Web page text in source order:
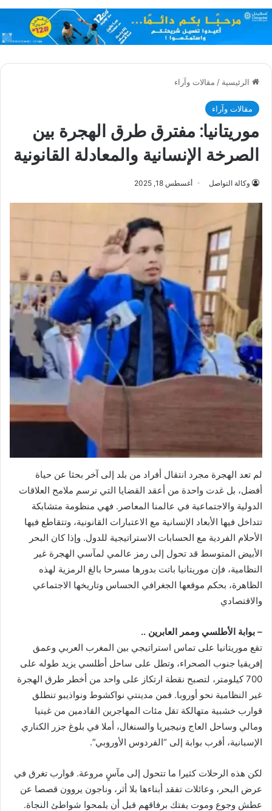
الرئيسية / مقالات وآراء
مقالات وآراء
موريتانيا: مفترق طرق الهجرة بين
الصرخة الإنسانية والمعادلة القانونية
وكالة التواصل أغسطس 18, 2025
لم تعد الهجرة مجرد انتقال أفراد من بلد إلى آخر بحثا عن حياة
أفضل، بل غدت واحدة من أعقد القضايا التي ترسم ملامح العلاقات
الدولية والاجتماعية في عالمنا المعاصر. فهي منظومة متشابكة
تتداخل فيها الأبعاد الإنسانية مع الاعتبارات القانونية، وتتقاطع فيها
الأحلام الفردية مع الحسابات الاستراتيجية للدول. وإذا كان البحر
الأبيض المتوسط قد تحول إلى رمز عالمي لمآسي الهجرة غير
النظامية، فإن موريتانيا باتت بدورها مسرحا بالغ الرمزية لهذه
الظاهرة، بحكم موقعها الجغرافي الحساس وتاريخها الاجتماعي
والاقتصادي
– بوابة الأطلسي وممر العابرين ..
تقع موريتانيا على تماس استراتيجي بين المغرب العربي وعمق
إفريقيا جنوب الصحراء، وتطل على ساحل أطلسي يزيد طوله على
700 كيلومتر، لتصبح نقطة ارتكاز على واحد من أخطر طرق الهجرة
غير النظامية نحو أوروبا. فمن مدينتي نواكشوط ونواذيبو تنطلق
قوارب خشبية متهالكة تقل مئات المهاجرين القادمين من غينيا
ومالي وساحل العاج ونيجيريا والسنغال، أملا في بلوغ جزر الكناري
الإسبانية، أقرب بوابة إلى “الفردوس الأوروبي”.
لكن هذه الرحلات كثيرا ما تتحول إلى مآسٍ مروعة. قوارب تغرق في
عرض البحر، وعائلات تفقد أبناءها بلا أثر، وناجون يروون قصصا عن
عطش وجوع وموت يفتك برفاقهم قبل أن يلمحوا شواطئ النجاة.